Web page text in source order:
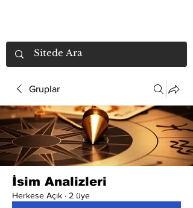
Gruplar
İsim Analizleri
Herkese Açık · 2 üye